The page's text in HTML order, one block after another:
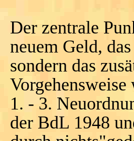
Der zentrale
neuem Geld,
sondern das
1. - 3.
der BdL 1948